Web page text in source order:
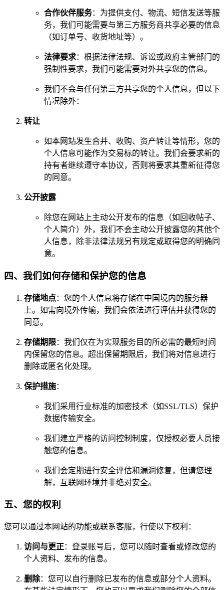
合作伙伴服务：为提供支付、物流、短信发送等服
务，我们可能需要与第三方服务商共享必要的信息
（如订单号、收货地址等）。
法律要求：根据法律法规、诉讼或政府主管部门的
强制性要求，我们可能需要对外共享您的信息。
我们不会与任何第三方共享您的个人信息，但以下
情况除外：
转让
如本网站发生合并、收购、资产转让等情形，您的
个人信息可能作为交易标的转让。我们会要求新的
持有者继续遵守本协议，否则将要求其重新征得您
的同意。
公开披露
除您在网站上主动公开发布的信息（如回收帖子、
个人简介）外，我们不会主动公开披露您的其他个
人信息，除非法律法规另有规定或取得您的明确同
意。
四、我们如何存储和保护您的信息
存储地点：您的个人信息将存储在中国境内的服务器
上。如需向境外传输，我们会依法进行评估并获得您的
同意。
存储期限：我们仅在为实现服务目的所必需的最短时间
内保留您的信息。超出保留期限后，我们将对信息进行
删除或匿名化处理。
保护措施：
我们采用行业标准的加密技术（如SSL/TLS）保护
数据传输安全。
我们建立严格的访问控制制度，仅授权必要人员接
触您的信息。
我们会定期进行安全评估和漏洞修复，但请您理
解，互联网环境并非绝对安全。
五、您的权利
您可以通过本网站的功能或联系客服，行使以下权利：
访问与更正：登录账号后，您可以随时查看或修改您的
个人资料、发布的信息。
删除：您可以自行删除已发布的信息或部分个人资料。